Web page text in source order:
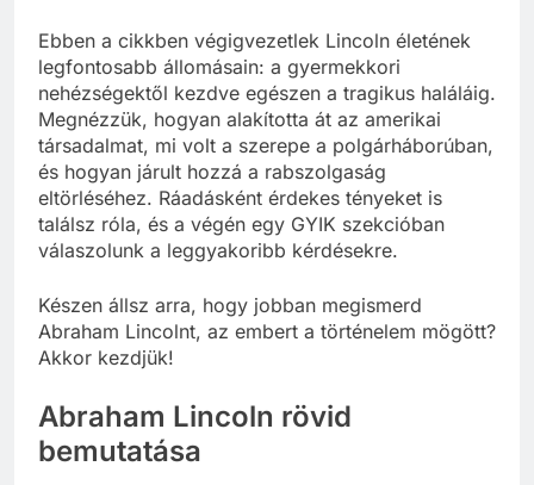
Ebben a cikkben végigvezetlek Lincoln életének
legfontosabb állomásain: a gyermekkori
nehézségektől kezdve egészen a tragikus haláláig.
Megnézzük, hogyan alakította át az amerikai
társadalmat, mi volt a szerepe a polgárháborúban,
és hogyan járult hozzá a rabszolgaság
eltörléséhez. Ráadásként érdekes tényeket is
találsz róla, és a végén egy GYIK szekcióban
válaszolunk a leggyakoribb kérdésekre.
Készen állsz arra, hogy jobban megismerd
Abraham Lincolnt, az embert a történelem mögött?
Akkor kezdjük!
Abraham Lincoln rövid
bemutatása